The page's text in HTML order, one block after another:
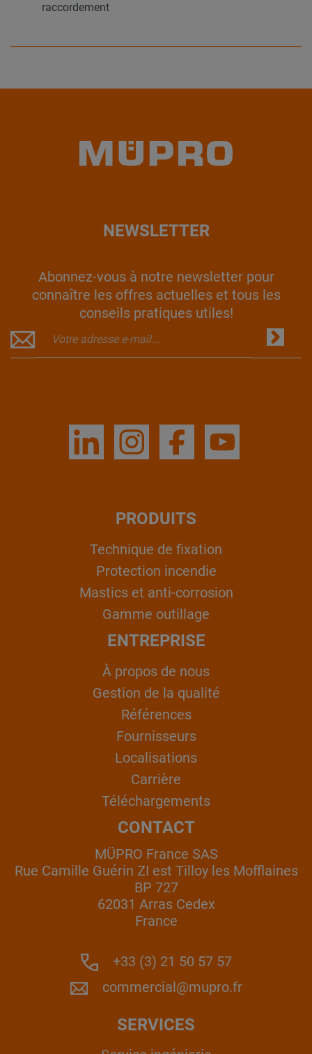
raccordement
NEWSLETTER
Abonnez-vous à notre newsletter pour
connaître les offres actuelles et tous les
conseils pratiques utiles!
PRODUITS
Technique de fixation
Protection incendie
Mastics et anti-corrosion
Gamme outillage
ENTREPRISE
À propos de nous
Gestion de la qualité
Références
Fournisseurs
Localisations
Carrière
Téléchargements
CONTACT
MÜPRO France SAS
Rue Camille Guérin ZI est Tilloy les Mofflaines
BP 727
62031 Arras Cedex
France
+33 (3) 21 50 57 57
commercial@mupro.fr
SERVICES